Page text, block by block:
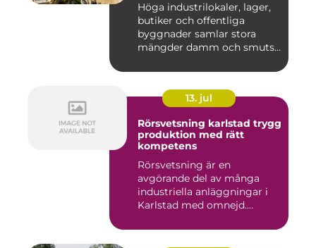
Höga industrilokaler, lager,
butiker och offentliga
byggnader samlar stora
mängder damm och smuts
13. jul
Rörsvetsning karlstad trygg
produktion med rätt
kompetens
Rörsvetsning är en
avgörande del av många
industriella anläggningar i
Karlstad med omnejd.